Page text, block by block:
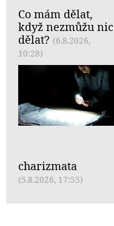
Co mám dělat,
když nezmůžu nic
dělat? (6.8.2026,
10:28)
charizmata
(5.8.2026, 17:55)